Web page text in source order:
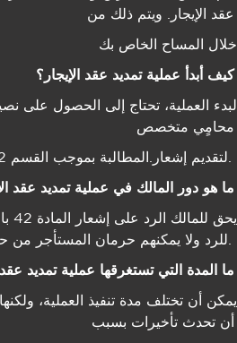
خلال المساح الخاص بك
كیف أبدأ عملیة تمدید عقد الإیجار؟
لبدء العملیة، تحتاج إلى الحصول
یمكن أن تختلف مدة تنفیذ العملیة،